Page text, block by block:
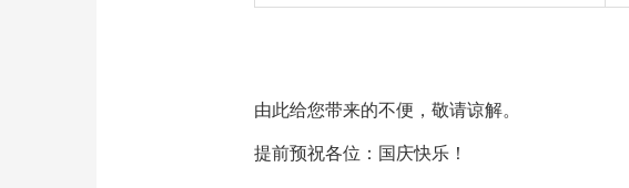
由此给您带来的不便，敬请谅解。
提前预祝各位：国庆快乐！